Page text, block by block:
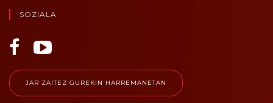
SOZIALA
JAR ZAITEZ GUREKIN HARREMANETAN